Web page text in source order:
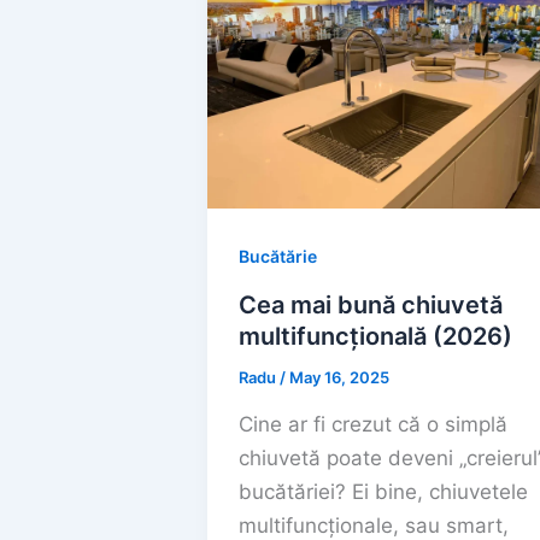
Bucătărie
Cea mai bună chiuvetă
multifuncțională (2026)
Radu / May 16, 2025
Cine ar fi crezut că o simplă
chiuvetă poate deveni
bucătăriei? Ei bine, chiuvetele
multifuncționale, sau smart,